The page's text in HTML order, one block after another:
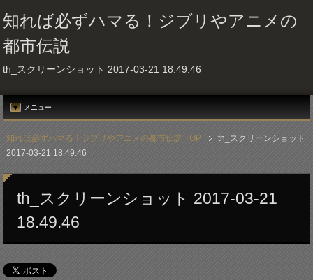
知れば必ずハマる！ジブリやアニメの
都市伝説
th_スクリーンショット 2017-03-21 18.49.46
メニュー
知れば必ずハマる！ジブリやアニメの都市伝説 TOP
th_スクリーンショット
2017-03-21 18.49.46
th_スクリーンショット 2017-03-21
18.49.46